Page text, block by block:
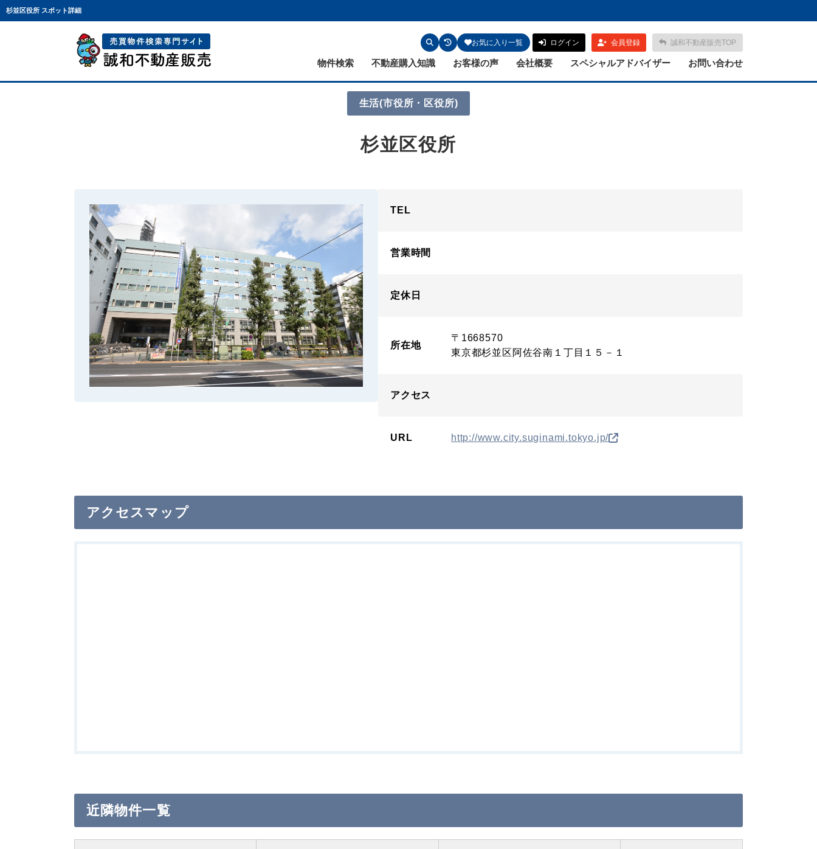
杉並区役所 スポット詳細
ログイン 会員登録 誠和不動産販売TOP
お気に入り一覧
物件検索 不動産購入知識 お客様の声 会社概要 スペシャルアドバイザー お問い合わせ
生活(市役所・区役所)
杉並区役所
TEL
営業時間
定休日
所在地
〒1668570
東京都杉並区阿佐谷南１丁目１５－１
アクセス
URL http://www.city.suginami.tokyo.jp/
アクセスマップ
近隣物件一覧